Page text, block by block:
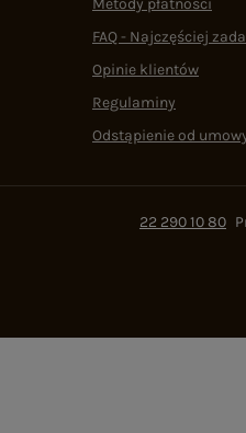
Metody płatności
FAQ - Najczęściej
Opinie klientów
Regulaminy
Odstąpienie od
22 290 10 80